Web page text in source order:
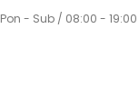
Pon - Sub / 08:00 - 19:00